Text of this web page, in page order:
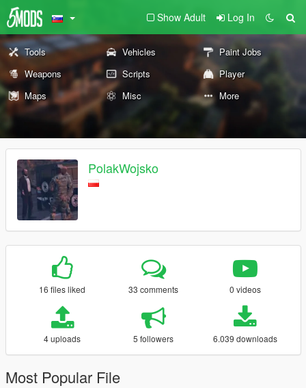
Show Adult Log In
Tools Vehicles
Paint Jobs
Weapons
Scripts
Player
Maps
Misc More
PolakWojsko
16 files liked 33 comments 0 videos
4 uploads 5 followers 6.039 downloads
Most Popular File